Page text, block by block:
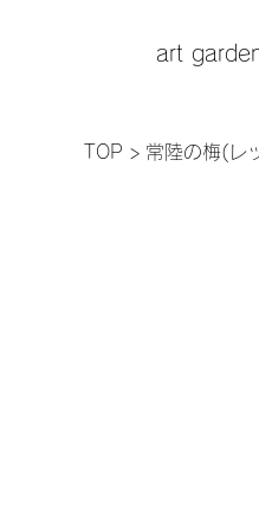
art
TOP > 常陸の梅(レ